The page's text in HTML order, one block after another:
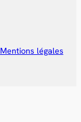
Mentions légales